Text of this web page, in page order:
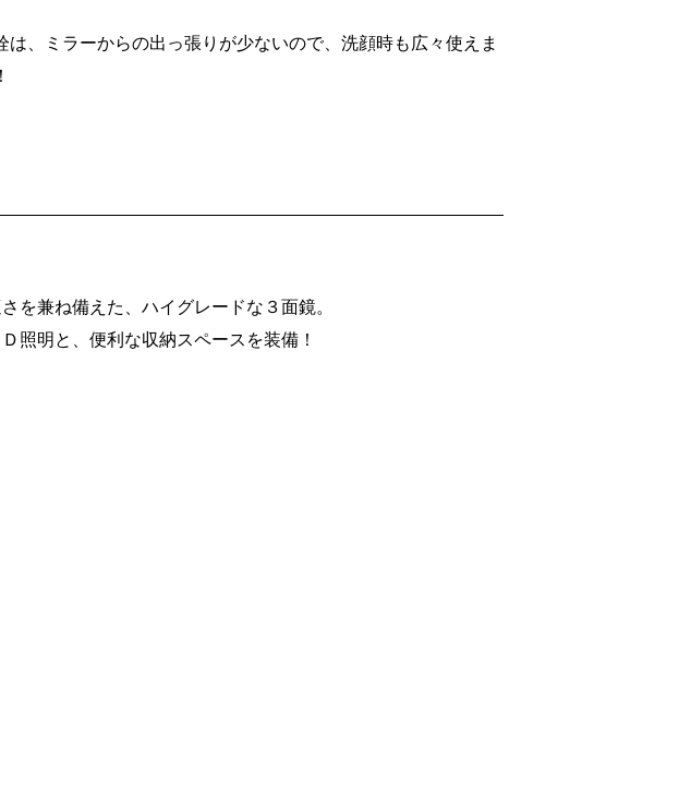
は、ミラーからの出っ張りが少ないので、洗顔時も広々使えま
を兼ね備えた、ハイグレードな３面鏡。
照明と、便利な収納スペースを装備！